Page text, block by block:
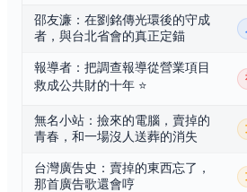
邵友濂：在劉銘傳光環後的守成
者，與台北省會的真正定錨
報導者：把調查報導從營業項目
救成公共財的十年⭐
無名小站：撿來的電腦，賣掉的
青春，和一場沒人送葬的消失
台灣廣告史：賣掉的東西忘了，
那首廣告歌還會哼